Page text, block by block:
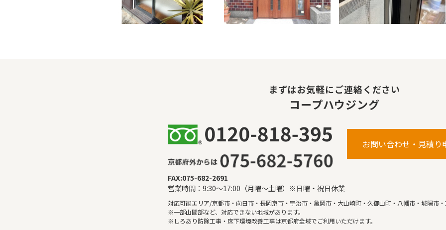
まずはお気軽にご連絡ください
コープハウジング
お問い合わせ・見積り
FAX:075-682-2691
営業時間：9:30〜17:00（月曜〜土曜）※日曜・祝日休業
対応可能エリア/京都市・向日市・長岡京市・宇治市・亀岡市・大山崎町・久御山町・八幡市・城陽市
※一部山間部など、対応できない地域があります。
※しろあり防除工事・床下環境改善工事は京都府全域でご利用いただけます。